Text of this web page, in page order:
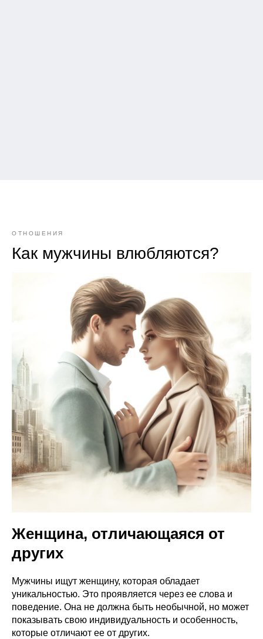
ОТНОШЕНИЯ
Как мужчины влюбляются?
Женщина, отличающаяся от
других
Мужчины ищут женщину, которая обладает
уникальностью. Это проявляется через ее слова и
поведение. Она не должна быть необычной, но может
показывать свою индивидуальность и особенность,
которые отличают ее от других.